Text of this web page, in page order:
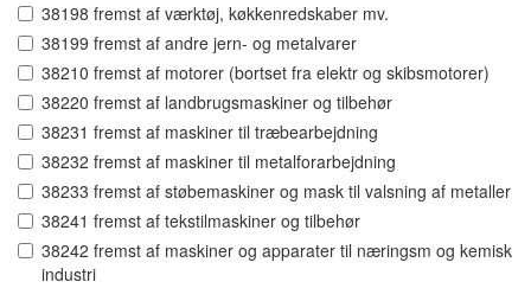
38198 fremst af værktøj, køkkenredskaber mv.
38199 fremst af andre jern- og metalvarer
38210 fremst af motorer (bortset fra elektr og skibsmotorer)
38220 fremst af landbrugsmaskiner og tilbehør
38231 fremst af maskiner til træbearbejdning
38232 fremst af maskiner til metalforarbejdning
38233 fremst af støbemaskiner og mask til valsning af metaller
38241 fremst af tekstilmaskiner og tilbehør
38242 fremst af maskiner og apparater til næringsm og kemisk
industri